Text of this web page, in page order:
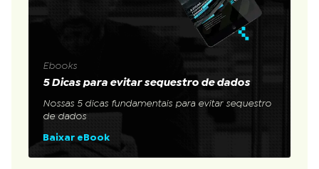
Ebooks
5 Dicas para evitar sequestro de dados
Nossas 5 dicas fundamentais para evitar sequestro
de dados
Baixar eBook